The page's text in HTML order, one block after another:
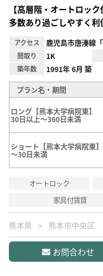
【高層階・オートロッ
多数あり過ごしやすく
アクセス 鹿児島市唐湊線
間取り 1K
築年数 1991年 6月 築
プラン名・期間
ロング【熊本大学病院東】
30日以上～360日未満
ショート【熊本大学病院東】
～30日未満
オートロック
家具付賃貸
熊本県 熊本市中央区
お問合わせ